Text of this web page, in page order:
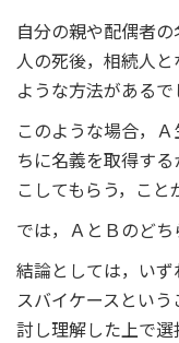
自分の親や配偶者
人の死後，相続人
ような方法があるで
このような場合，
ちに名義を取得す
こしてもらう，こと
では，ＡとＢのど
結論としては，い
スバイケースとい
討し理解した上で選